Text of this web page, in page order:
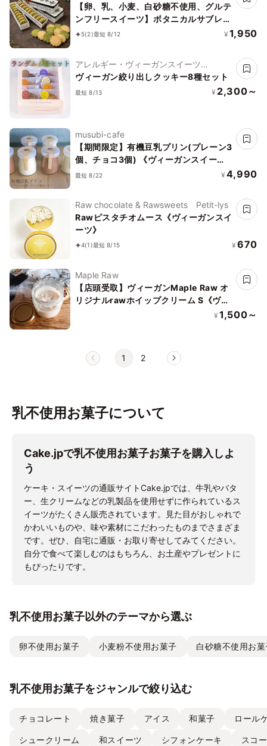
【卵、乳、小麦、白砂糖不使用、グルテ
ンフリースイーツ】ボタニカルサブレ
京抹茶、黒糖バニラサブレ缶 2種アソー
5(2)最短 8/12 ¥ 1,950
アレルギー・ヴィーガンスイーツ
L'AURA(ローラ)
ヴィーガン絞り出しクッキー8種セット
最短 8/13 ¥ 2,300～
musubi-cafe
【期間限定】有機豆乳プリン(プレーン3
個、チョコ3個) 《ヴィーガンスイー
ツ》《グルテンフリー》
最短 8/22 ¥ 4,990
Raw chocolate & Rawsweets Petit-lys
Rawピスタチオムース《ヴィーガンスイ
ーツ》
4(1)最短 8/15 ¥ 670
Maple Raw
【店頭受取】ヴィーガンMaple Raw オ
リジナルrawホイップクリーム S《ヴィ
¥ 1,500～
1 2
乳不使用お菓子について
Cake.jpで乳不使用お菓子お菓子を購入しよ
う
ケーキ・スイーツの通販サイトCake.jpでは、牛乳やバタ
ー、生クリームなどの乳製品を使用せずに作られているス
イーツがたくさん販売されています。見た目がおしゃれで
かわいいものや、味や素材にこだわったものまでさまざま
です。ぜひ、自宅に通販・お取り寄せしてみてください。
自分で食べて楽しむのはもちろん、お土産やプレゼントに
もぴったりです。
乳不使用お菓子以外のテーマから選ぶ
卵不使用お菓子 小麦粉不使用お菓子 白砂糖不使用お
乳不使用お菓子をジャンルで絞り込む
チョコレート 焼き菓子 アイス 和菓子 ロール
シュークリーム 和スイーツ シフォンケーキ スコ